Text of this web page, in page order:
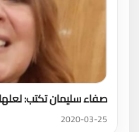
صفاء سليمان تكتب: لعلها
2020-03-25